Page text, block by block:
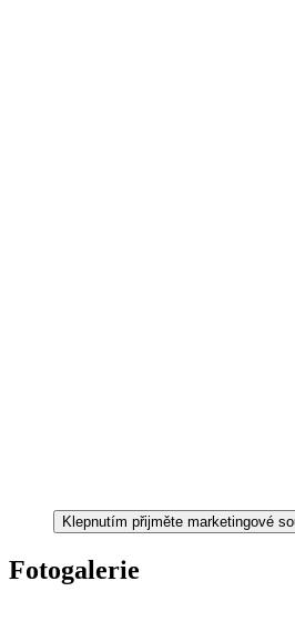
Klepnutím přijměte marketingové
Fotogalerie